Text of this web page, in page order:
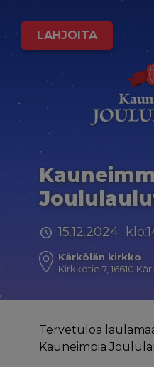
LAHJOITA
15.12.2024
Kärkölän kirkko
Kirkkotie 7, 16610
Tervetuloa
Kauneimpia